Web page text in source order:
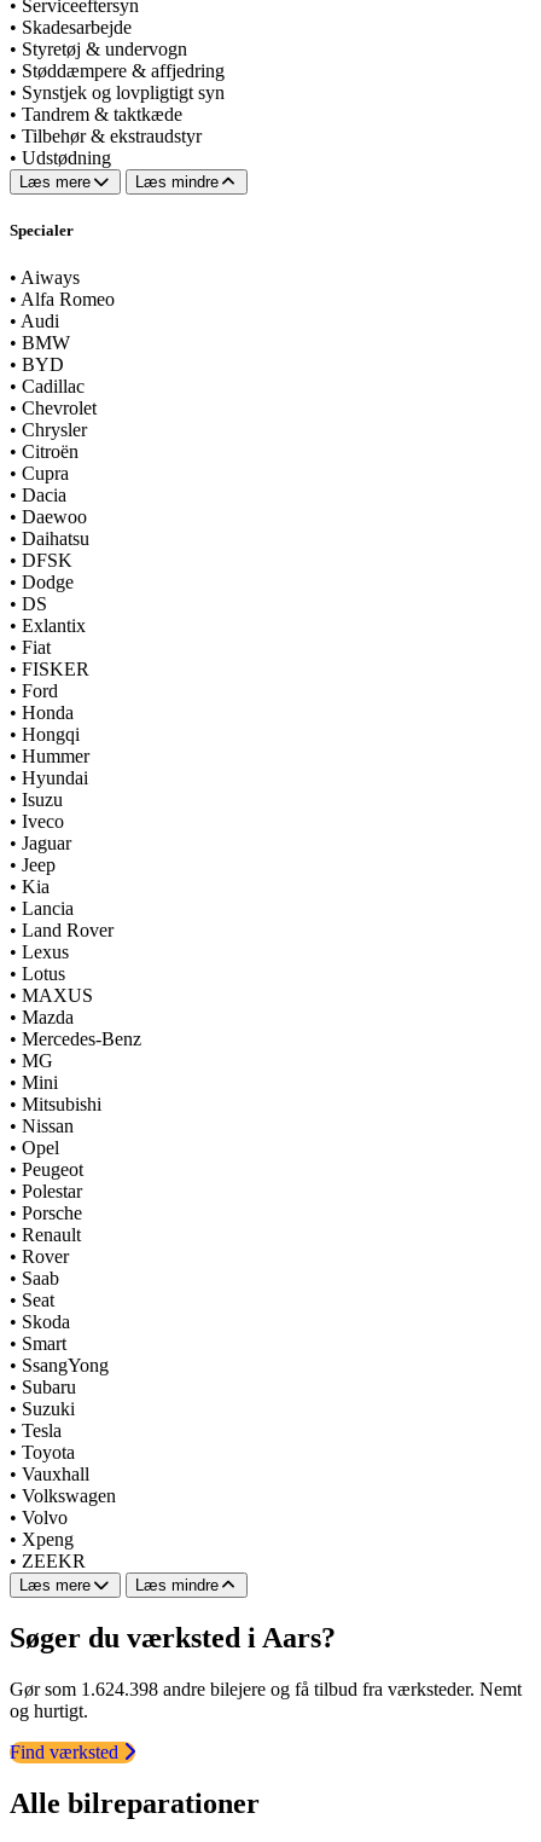
• Serviceeftersyn
• Skadesarbejde
• Styretøj & undervogn
• Støddæmpere & affjedring
• Synstjek og lovpligtigt syn
• Tandrem & taktkæde
• Tilbehør & ekstraudstyr
• Udstødning
Læs mere Læs mindre
Specialer
• Aiways
• Alfa Romeo
• Audi
• BMW
• BYD
• Cadillac
• Chevrolet
• Chrysler
• Citroën
• Cupra
• Dacia
• Daewoo
• Daihatsu
• DFSK
• Dodge
• DS
• Exlantix
• Fiat
• FISKER
• Ford
• Honda
• Hongqi
• Hummer
• Hyundai
• Isuzu
• Iveco
• Jaguar
• Jeep
• Kia
• Lancia
• Land Rover
• Lexus
• Lotus
• MAXUS
• Mazda
• Mercedes-Benz
• MG
• Mini
• Mitsubishi
• Nissan
• Opel
• Peugeot
• Polestar
• Porsche
• Renault
• Rover
• Saab
• Seat
• Skoda
• Smart
• SsangYong
• Subaru
• Suzuki
• Tesla
• Toyota
• Vauxhall
• Volkswagen
• Volvo
• Xpeng
• ZEEKR
Læs mere Læs mindre
Søger du værksted i Aars?
Gør som 1.624.398 andre bilejere og få tilbud fra værksteder. Nemt
og hurtigt.
Find værksted
Alle bilreparationer